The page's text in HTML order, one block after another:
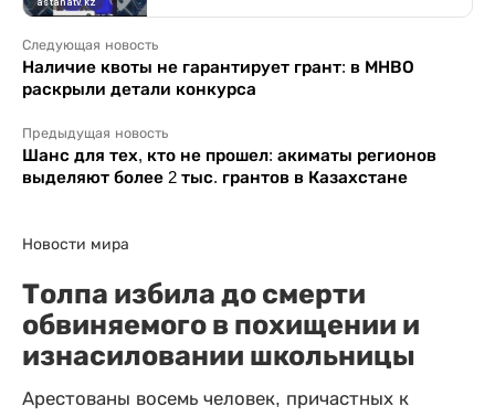
Следующая новость
Наличие квоты не гарантирует грант: в МНВО
раскрыли детали конкурса
Предыдущая новость
Шанс для тех, кто не прошел: акиматы регионов
выделяют более 2 тыс. грантов в Казахстане
Новости мира
Толпа избила до смерти
обвиняемого в похищении и
изнасиловании школьницы
Арестованы восемь человек, причастных к